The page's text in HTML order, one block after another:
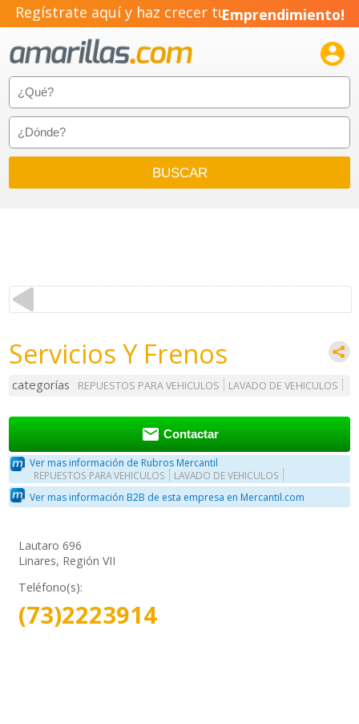
Regístrate aquí y haz crecer tuEmprendimiento!

Servicios Y Frenos
categorías REPUESTOS PARA VEHICULOS LAVADO DE VEHICULOS
 Contactar
Ver mas información de Rubros Mercantil
REPUESTOS PARA VEHICULOS LAVADO DE VEHICULOS
Ver mas información B2B de esta empresa en Mercantil.com
Lautaro 696
Linares, Región VII
Teléfono(s):
(73)2223914